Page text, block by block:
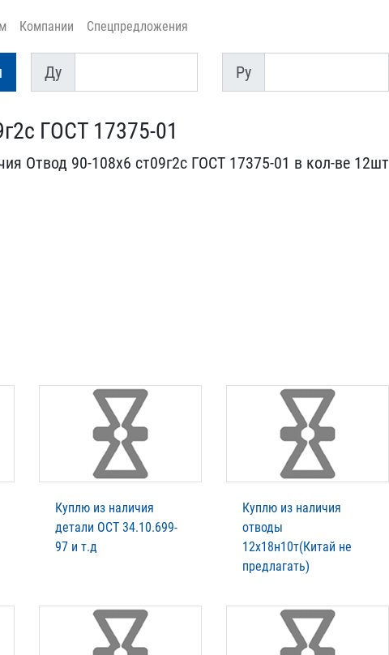
Компании Спецпредложения
Ду
Ду
Py
Py
ГОСТ 17375-​01
Отвод 9​0-108х6 ст09г2с ГОСТ 173​75-01 в кол-ве 12шт
Куплю из наличия
детали ОСТ 34.10.699-
97 и т.д
Куплю из наличия
отводы
12х18н10т(Китай не
предлагать)